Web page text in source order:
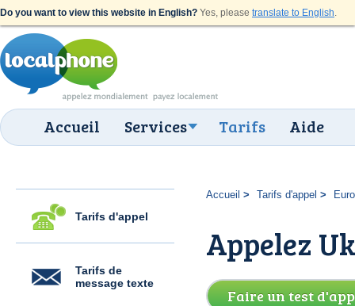
Do you want to view this website in English? Yes, please translate to English.
Accueil Services Tarifs Aide
Tarifs d'appel
Tarifs de
message texte
Accueil Tarifs d'appel
Appelez
Faire un test